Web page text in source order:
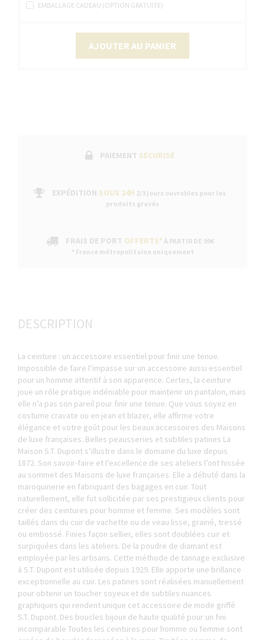
EMBALLAGE CADEAU (OPTION GRATUITE)
AJOUTER AU PANIER
PAIEMENT SÉCURISÉ
EXPÉDITION SOUS 24H 2/3 jours ouvrables pour les
produits gravés
FRAIS DE PORT OFFERTS* À PARTIR DE 99€
* France métropolitaine uniquement
DESCRIPTION
La ceinture : un accessoire essentiel pour finir une tenue.
Impossible de faire l’impasse sur un accessoire aussi essentiel
pour un homme attentif à son apparence. Certes, la ceinture
joue un rôle pratique indéniable pour maintenir un pantalon, mais
elle n’a pas son pareil pour finir une tenue. Que vous soyez en
costume cravate ou en jean et blazer, elle affirme votre
élégance et votre goût pour les beaux accessoires des Maisons
de luxe françaises. Belles peausseries et subtiles patines La
Maison S.T. Dupont s’illustre dans le domaine du luxe depuis
1872. Son savoir-faire et l’excellence de ses ateliers l’ont hissée
au sommet des Maisons de luxe françaises. Elle a débuté dans la
maroquinerie en fabriquant des bagages en cuir. Tout
naturellement, elle fut sollicitée par ses prestigieux clients pour
créer des ceintures pour homme et femme. Ses modèles sont
taillés dans du cuir de vachette ou de veau lisse, grainé, tressé
ou embossé. Finies façon sellier, elles sont doublées cuir et
surpiquées dans les ateliers. De la poudre de diamant est
employée par les artisans. Cette méthode de tannage exclusive
à S.T. Dupont est utilisée depuis 1929. Elle apporte une brillance
exceptionnelle au cuir. Les patines sont réalisées manuellement
pour obtenir un toucher soyeux et de subtiles nuances
graphiques qui rendent unique cet accessoire de mode griffé
S.T. Dupont. Des boucles bijoux de haute qualité pour un fini
incomparable Toutes les ceintures pour homme ou femme sont